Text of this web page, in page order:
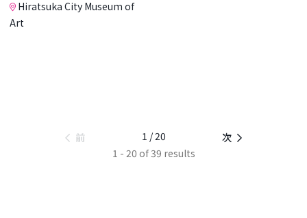
Hiratsuka City Museum of
Art
前 1 / 20
次
1 - 20 of 39 results